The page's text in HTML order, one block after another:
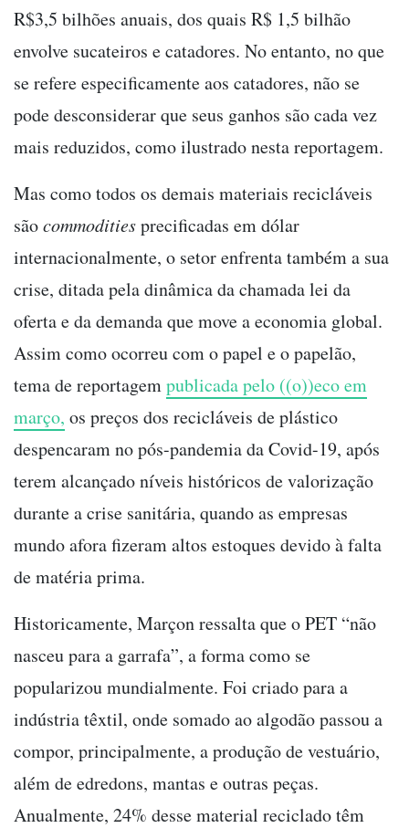
R$3,5 bilhões anuais, dos quais R$ 1,5 bilhão
envolve sucateiros e catadores. No entanto, no que
se refere especificamente aos catadores, não se
pode desconsiderar que seus ganhos são cada vez
mais reduzidos, como ilustrado nesta reportagem.
Mas como todos os demais materiais recicláveis
sãocommoditiesprecificadas em dólar
internacionalmente, o setor enfrenta também a sua
crise, ditada pela dinâmica da chamada lei da
oferta e da demanda que move a economia global.
Assim como ocorreu com o papel e o papelão,
tema de reportagempublicada pelo ((o))eco em
março, os preços dos recicláveis de plástico
despencaram no pós-pandemia da Covid-19, após
terem alcançado níveis históricos de valorização
durante a crise sanitária, quando as empresas
mundo afora fizeram altos estoques devido à falta
de matéria prima.
Historicamente, Marçon ressalta que o PET “não
nasceu para a garrafa”, a forma como se
popularizou mundialmente. Foi criado para a
indústria têxtil, onde somado ao algodão passou a
compor, principalmente, a produção de vestuário,
além de edredons, mantas e outras peças.
Anualmente, 24% desse material reciclado têm